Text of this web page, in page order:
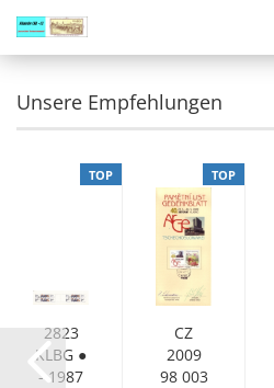
Unsere Empfehlungen
TOP
2823
KLBG ●
- 1987
TOP
CZ
2009
98 003